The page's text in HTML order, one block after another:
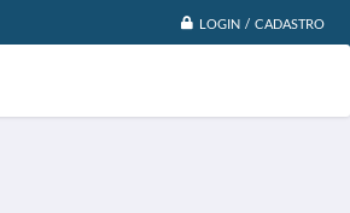
LOGIN / CADASTRO